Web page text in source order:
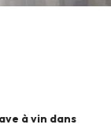
à vin dans